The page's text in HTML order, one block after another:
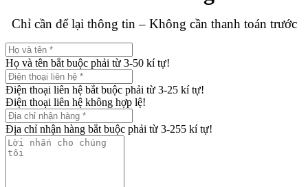
Chỉ cần để lại thông tin – Không cần thanh toán trước
Họ và tên bắt buộc phải từ 3-50 kí tự!
Điện thoại liên hệ bắt buộc phải từ 3-25 kí tự!
Điện thoại liên hệ không hợp lệ!
Địa chỉ nhận hàng bắt buộc phải từ 3-255 kí tự!